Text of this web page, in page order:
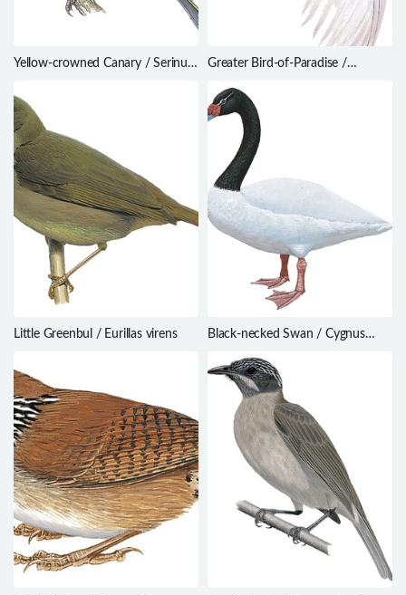
Yellow-crowned Canary / Serinus
Greater Bird-of-Paradise /
Little Greenbul / Eurillas virens
Black-necked Swan / Cygnus